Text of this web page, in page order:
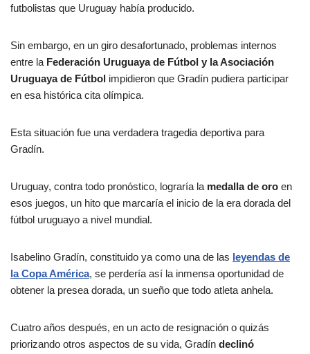
futbolistas que Uruguay había producido.
Sin embargo, en un giro desafortunado, problemas internos
entre la Federación Uruguaya de Fútbol y la Asociación
Uruguaya de Fútbol impidieron que Gradín pudiera participar
en esa histórica cita olímpica.
Esta situación fue una verdadera tragedia deportiva para
Gradín.
Uruguay, contra todo pronóstico, lograría la medalla de oro en
esos juegos, un hito que marcaría el inicio de la era dorada del
fútbol uruguayo a nivel mundial.
Isabelino Gradín, constituido ya como una de las leyendas de
la Copa América, se perdería así la inmensa oportunidad de
obtener la presea dorada, un sueño que todo atleta anhela.
Cuatro años después, en un acto de resignación o quizás
priorizando otros aspectos de su vida, Gradín declinó